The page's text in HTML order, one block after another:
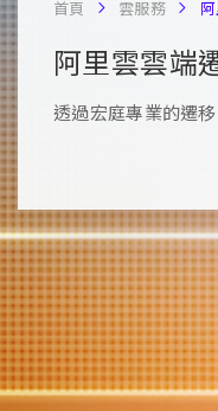
首頁 雲服務
阿里雲雲端
透過宏庭專業的遷